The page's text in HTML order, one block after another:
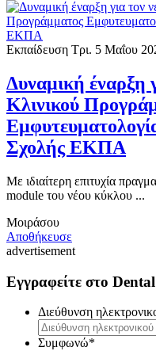
Εκπαίδευση Τρι. 5 Μαΐου
Δυναμική έναρξη
Κλινικού
Σχολής ΕΚΠΑ
Με ιδιαίτερη επιτυχία
module του νέου κύκλου ...
Μοιράσου
Αποθήκευσε
advertisement
Εγγραφείτε στο
Διεύθυνση
Συμφωνώ*